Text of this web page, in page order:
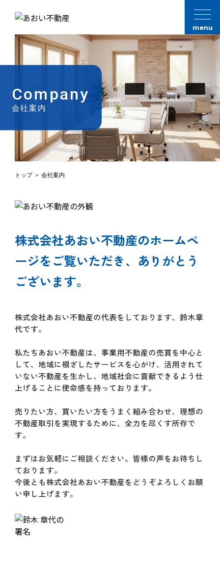
menu
Company
会社案内
トップ＞ 会社案内
株式会社あおい不動産のホームペ
ージをご覧いただき、ありがとう
ございます。
株式会社あおい不動産の代表をしております、鈴木章
代です。
私たちあおい不動産は、事業用不動産の売買を中心と
して、地域に根ざしたサービスを心がけ、活用されて
いない不動産を生かし、地域社会に貢献できるよう仕
上げることに使命感を持っております。
売りたい方、買いたい方をうまく組み合わせ、理想の
不動産取引を実現するために、全力を尽くす所存で
す。
まずはお気軽にご相談ください。皆様の声をお待ちし
ております。
今後とも株式会社あおい不動産をどうぞよろしくお願
い申し上げます。